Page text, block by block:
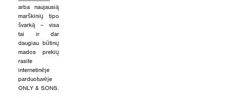
arba naujausią
marškinių tipo
švarką – visa
tai ir dar
daugiau būtinų
mados prekių
rasite
internetinėje
parduotuvėje
ONLY & SONS.